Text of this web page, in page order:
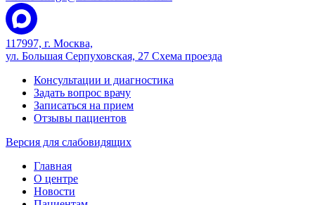
117997, г. Москва,
ул. Большая Серпуховская, 27 Схема проезда
Консультации и диагностика
Задать вопрос врачу
Записаться на прием
Отзывы пациентов
Версия для слабовидящих
Главная
О центре
Новости